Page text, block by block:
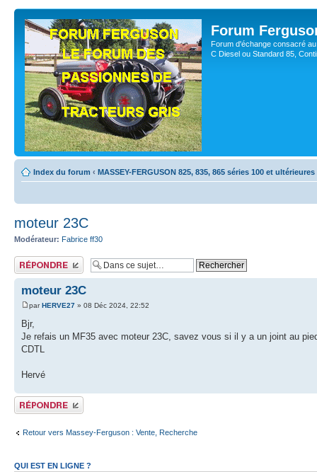
Forum
Forum d'échange consacré
C Diesel ou Standard 85,
Index du forum ‹ MASSEY-FERGUSON 825, 835, 865 séries 100 et ultérieures
moteur 23C
Modérateur: Fabrice ff30
Publier une réponse
moteur 23C
parHERVE27 » 08 Déc 2024, 22:52
Bjr,
Je refais un MF35 avec moteur 23C, savez vous si il y a un joint au
CDTL
Hervé
Publier une réponse
Retour vers Massey-Ferguson : Vente, Recherche
QUI EST EN LIGNE ?